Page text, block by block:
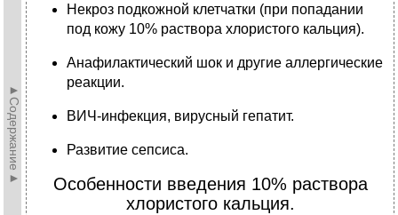
►Содержание►
Некроз подкожной клетчатки (при попадании
под кожу 10% раствора хлористого кальция).
Анафилактический шок и другие аллергические
реакции.
ВИЧ-инфекция, вирусный гепатит.
Развитие сепсиса.
Особенности введения 10% раствора
хлористого кальция.